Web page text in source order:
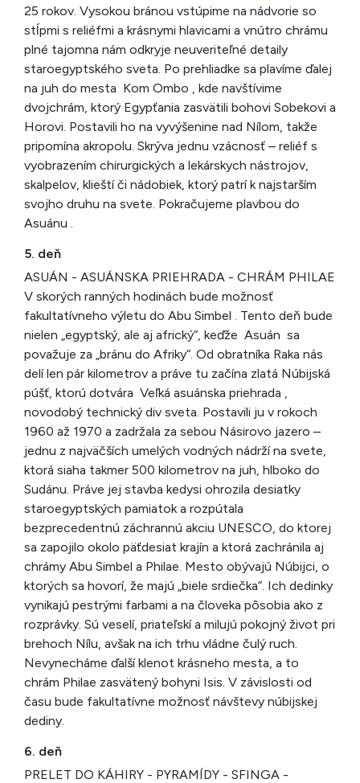
25 rokov. Vysokou bránou vstúpime na nádvorie so
stĺpmi s reliéfmi a krásnymi hlavicami a vnútro chrámu
plné tajomna nám odkryje neuveriteľné detaily
staroegyptského sveta. Po prehliadke sa plavíme ďalej
na juh do mesta Kom Ombo , kde navštívime
dvojchrám, ktorý Egypťania zasvätili bohovi Sobekovi a
Horovi. Postavili ho na vyvýšenine nad Nílom, takže
pripomína akropolu. Skrýva jednu vzácnosť – reliéf s
vyobrazením chirurgických a lekárskych nástrojov,
skalpelov, klieští či nádobiek, ktorý patrí k najstarším
svojho druhu na svete. Pokračujeme plavbou do
Asuánu .
5. deň
ASUÁN - ASUÁNSKA PRIEHRADA - CHRÁM PHILAE
V skorých ranných hodinách bude možnosť
fakultatívneho výletu do Abu Simbel . Tento deň bude
nielen „egyptský, ale aj africký“, keďže Asuán sa
považuje za „bránu do Afriky“. Od obratníka Raka nás
delí len pár kilometrov a práve tu začína zlatá Núbijská
púšť, ktorú dotvára Veľká asuánska priehrada ,
novodobý technický div sveta. Postavili ju v rokoch
1960 až 1970 a zadržala za sebou Násirovo jazero –
jednu z najväčších umelých vodných nádrží na svete,
ktorá siaha takmer 500 kilometrov na juh, hlboko do
Sudánu. Práve jej stavba kedysi ohrozila desiatky
staroegyptských pamiatok a rozpútala
bezprecedentnú záchrannú akciu UNESCO, do ktorej
sa zapojilo okolo päťdesiat krajín a ktorá zachránila aj
chrámy Abu Simbel a Philae. Mesto obývajú Núbijci, o
ktorých sa hovorí, že majú „biele srdiečka“. Ich dedinky
vynikajú pestrými farbami a na človeka pôsobia ako z
rozprávky. Sú veselí, priateľskí a milujú pokojný život pri
brehoch Nílu, avšak na ich trhu vládne čulý ruch.
Nevynecháme ďalší klenot krásneho mesta, a to
chrám Philae zasvätený bohyni Isis. V závislosti od
času bude fakultatívne možnosť návštevy núbijskej
dediny.
6. deň
PRELET DO KÁHIRY - PYRAMÍDY - SFINGA -